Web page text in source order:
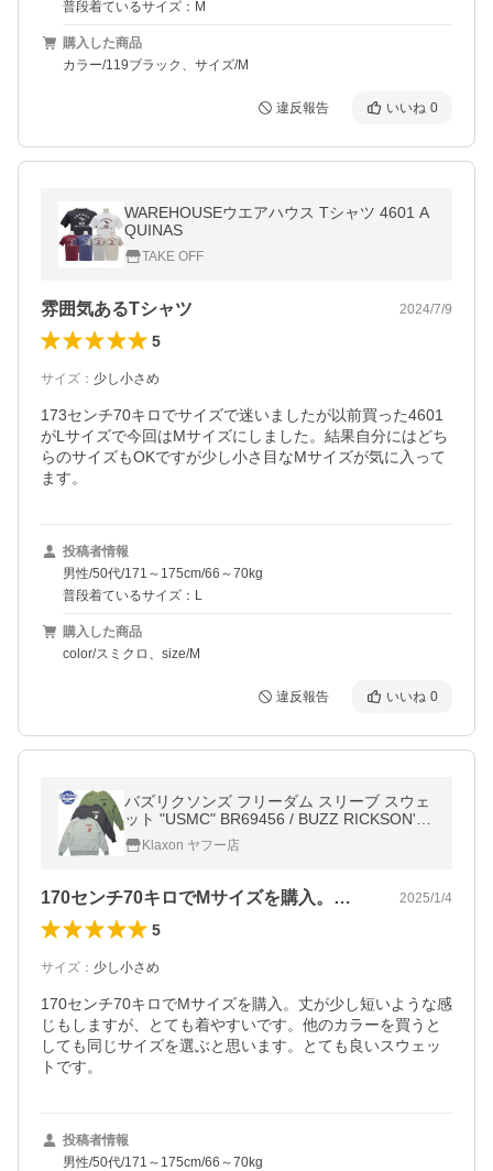
普段着ているサイズ：M
購入した商品
カラー/119ブラック、サイズ/M
違反報告 いいね 0
WAREHOUSEウエアハウス Tシャツ 4601 A
QUINAS
TAKE OFF
雰囲気あるTシャツ 2024/7/9
5
サイズ ： 少し小さめ
173センチ70キロでサイズで迷いましたが以前買った4601
がLサイズで今回はMサイズにしました。結果自分にはどち
らのサイズもOKですが少し小さ目なMサイズが気に入って
ます。
投稿者情報
男性/50代/171～175cm/66～70kg
普段着ているサイズ：L
購入した商品
color/スミクロ、size/M
違反報告 いいね 0
バズリクソンズ フリーダム スリーブ スウェ
ット "USMC" BR69456 / BUZZ RICKSON'S
FREEDOM SLEEVE SWEAT SHIRTS "USM
C" Klaxon ヤフー店
170センチ70キロでMサイズを購入。… 2025/1/4
5
サイズ ： 少し小さめ
170センチ70キロでMサイズを購入。丈が少し短いような感
じもしますが、とても着やすいです。他のカラーを買うと
しても同じサイズを選ぶと思います。とても良いスウェッ
トです。
投稿者情報
男性/50代/171～175cm/66～70kg